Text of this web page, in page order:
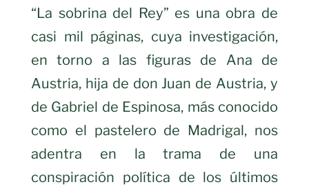
“La sobrina del Rey” es una obra de
casi mil páginas, cuya investigación,
en torno a las figuras de Ana de
Austria, hija de don Juan de Austria, y
de Gabriel de Espinosa, más conocido
como el pastelero de Madrigal, nos
adentra en la trama de una
conspiración política de los últimos